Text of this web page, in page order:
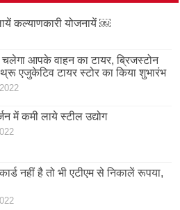
कल्याणकारी योजनायें ￼
चलेगा आपके वाहन का टायर, ब्रिजस्टोन
थ्रू एजुकेटिव टायर स्टोर का किया शुभारंभ
में कमी लाये स्टील उद्योग
नहीं है तो भी एटीएम से निकालें रूपया,